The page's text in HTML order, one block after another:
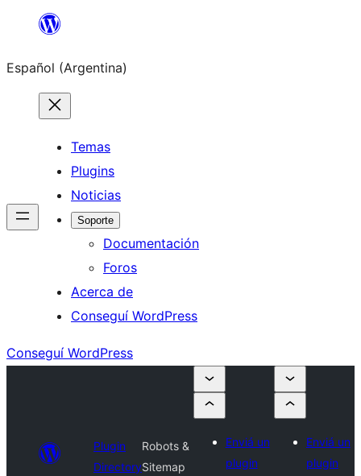
Saltar
contenido
Español (Argentina)
Temas
Plugins
Noticias
Soporte
Documentación
Foros
Acerca de
Conseguí WordPress
Conseguí WordPress
Plugin
Directory
Robots &
Sitemap
Enviá un
plugin
Enviá un
plugin